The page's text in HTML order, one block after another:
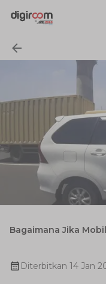
Bagaimana Jika
Diterbitkan 14 Jan